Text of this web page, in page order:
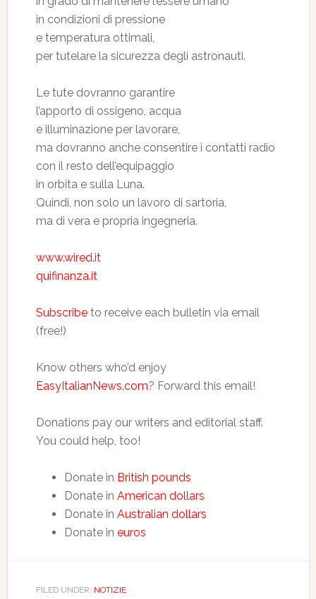
in condizioni di pressione
e temperatura ottimali,
per tutelare la sicurezza degli astronauti.
Le tute dovranno garantire
l’apporto di ossigeno, acqua
e illuminazione per lavorare,
ma dovranno anche consentire i contatti radio
con il resto dell’equipaggio
in orbita e sulla Luna.
Quindi, non solo un lavoro di sartoria,
ma di vera e propria ingegneria.
www.wired.it
quifinanza.it
Subscribeto receive each bulletin via email
(free!)
Know others who’d enjoy
EasyItalianNews.com? Forward this email!
Donations pay our writers and editorial staff.
You could help, too!
Donate in British pounds
Donate in American dollars
Donate in Australian dollars
Donate in euros
FILED UNDER: NOTIZIE